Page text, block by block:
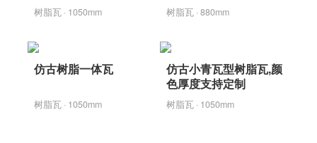
树脂瓦 · 1050mm 树脂瓦 · 880mm
仿古树脂一体瓦
树脂瓦 · 1050mm
仿古小青瓦型树脂瓦,颜
色厚度支持定制
树脂瓦 · 1050mm